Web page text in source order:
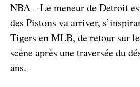
NBA – Le meneur de Detroit
des Pistons va arriver,
Tigers en MLB, de retour sur
scène après une traversée du
ans.